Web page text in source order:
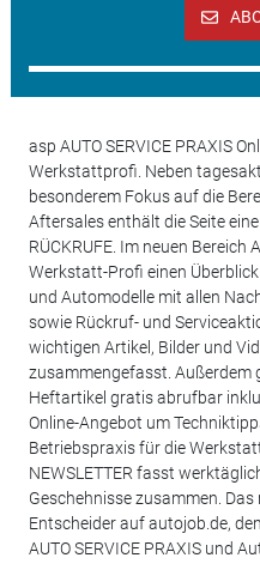
asp AUTO SERVICE PRAXIS
Werkstattprofi. Neben
besonderem Fokus auf die
Aftersales enthält die Seite
RÜCKRUFE. Im neuen Bereich
Werkstatt-Profi einen
und Automodelle mit allen
sowie Rückruf- und
wichtigen Artikel, Bilder und
zusammengefasst. Außerdem
Heftartikel gratis abrufbar
Online-Angebot um
Betriebspraxis für die
NEWSLETTER fasst
Geschehnisse zusammen.
Entscheider auf autojob.de,
AUTO SERVICE PRAXIS und